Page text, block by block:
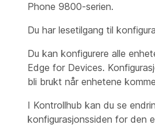
Phone 9800-serien.
Du har lesetilgang til
Du kan konfigurere alle
Edge for Devices.
bli brukt når enhetene
I Kontrollhub kan du se
konfigurasjonssiden for den